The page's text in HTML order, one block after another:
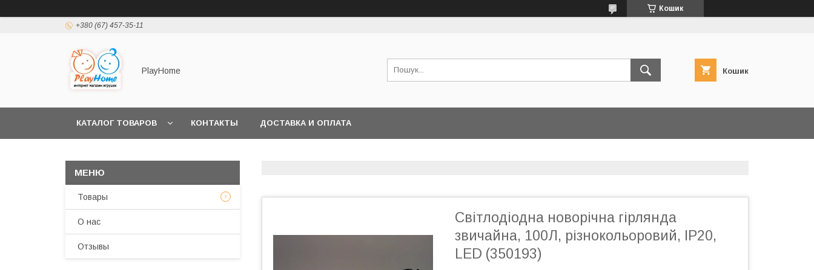
Кошик
+380 (67) 457-35-11
PlayHome Кошик
КАТАЛОГ ТОВАРОВ КОНТАКТЫ ДОСТАВКА И ОПЛАТА
Світлодіодна новорічна гірлянда
звичайна, 100Л, різнокольоровий, IP20,
LED (350193)
Товары
О нас
Отзывы